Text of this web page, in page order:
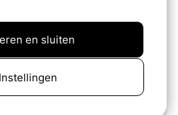
Darts Measuring Tape -
150cm
Instellingen
en sluiten